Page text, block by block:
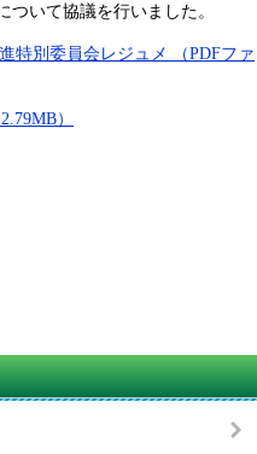
いて協議を行いました。
特別委員会レジュメ （PDFファ
）